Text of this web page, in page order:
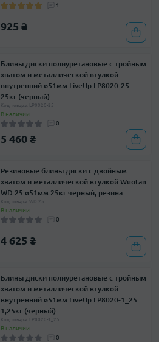
1
925 ₴
Блины диски полиуретановые с тройным
хватом и металлической втулкой
внутренний ø51мм LiveUp LP8020-25
25кг (черный)
Код товара: LP8020-25
В наличии
0
5 460 ₴
Резиновые блины диски с двойным
хватом и металлической втулкой Wuotan
WD.25 ø51мм 25кг черный, резина
Код товара: WD.25
В наличии
0
4 625 ₴
Блины диски полиуретановые с тройным
хватом и металлической втулкой
внутренний ø51мм LiveUp LP8020-1_25
1,25кг (черный)
Код товара: LP8020-1_25
В наличии
0